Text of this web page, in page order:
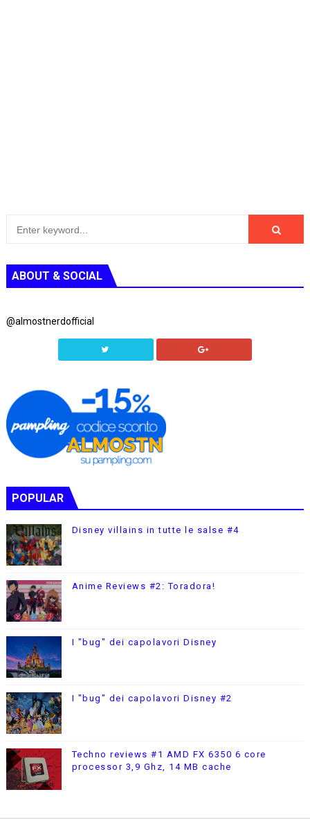
ABOUT & SOCIAL
@almostnerdofficial
POPULAR
Disney villains in tutte le salse #4
Anime Reviews #2: Toradora!
I "bug" dei capolavori Disney
I "bug" dei capolavori Disney #2
Techno reviews #1 AMD FX 6350 6 core
processor 3,9 Ghz, 14 MB cache